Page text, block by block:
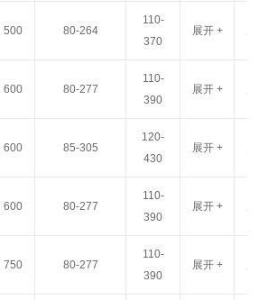
500 80-264
110-
370
展开 +
600 80-277
110-
390
展开 +
600 85-305
120-
430
展开 +
600 80-277
110-
390
展开 +
750 80-277
110-
390
展开 +